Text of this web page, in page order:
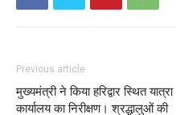
Previous article
मुख्यमंत्री ने किया हरिद्वार स्थित यात्रा
कार्यालय का निरीक्षण। श्रद्धालुओं की